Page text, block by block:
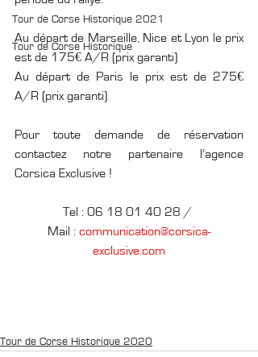
Tour de Corse Historique 2021
Tour de Corse Historique
Au départ de Marseille, Nice et Lyon le prix
est de 175€ A/R (prix garanti)
Au départ de Paris le prix est de 275€
A/R (prix garanti)
Pour toute demande de réservation
contactez notre partenaire l’agence
Corsica Exclusive !
Tel : 06 18 01 40 28 /
Mail : communication@corsica-
exclusive.com
Tour de Corse Historique 2020